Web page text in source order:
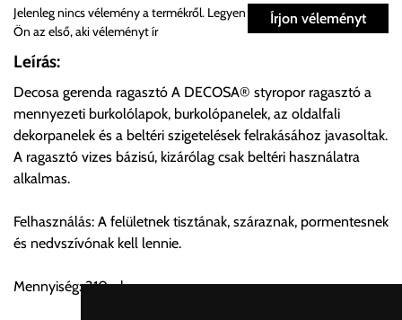
Személyes átvétel:
Önnek lehetősége van rendelését a beérkezést követően
ingyenesen átvenni Budapesti Cégcsoportunk Stúdiójában
előre egyeztetett időpontban.
Cím:1133 Budapest, Váci út 100.
Az oldalunkon rendelés esetén, amennyiben szállítást is kér,
úgy esetenként több lehetőséget ajánl fel a program. Kérjük, a
költséget válassza ki.
Írjon véleményt
Jelenleg nincs vélemény a termékről. Legyen
Ön az első, aki véleményt ír
Leírás:
Decosa gerenda ragasztó A DECOSA® styropor ragasztó a
mennyezeti burkolólapok, burkolópanelek, az oldalfali
dekorpanelek és a beltéri szigetelések felrakásához javasoltak.
A ragasztó vizes bázisú, kizárólag csak beltéri használatra
alkalmas.
Felhasználás: A felületnek tisztának, száraznak, pormentesnek
és nedvszívónak kell lennie.
Mennyiség: 310ml